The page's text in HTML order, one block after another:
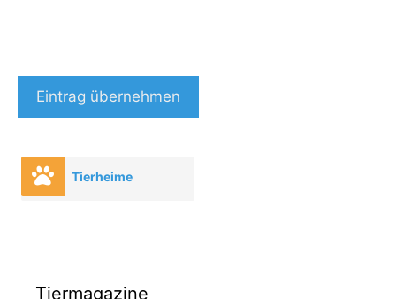
Eintrag übernehmen
Tierheime
Tiermagazine